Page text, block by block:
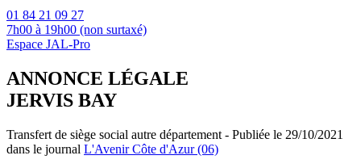
01 84 21 09 27
7h00 à 19h00 (non surtaxé)
Espace JAL-Pro
ANNONCE LÉGALE
JERVIS BAY
Transfert de siège social autre département - Publiée le 29/10/2021
dans le journal L'Avenir Côte d'Azur (06)